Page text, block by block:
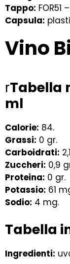
Tappo:
Capsula:
Vino
rTabella
ml
Calorie: 84.
Grassi: 0 gr.
Carboidrati:
Zuccheri: 0,9
Proteina: 0 gr.
Potassio: 61
Sodio: 4 mg.
Tabella
Ingredienti: